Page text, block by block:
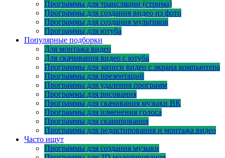
Программы для трансляции (стрима)
Программы для создания видео из фото
Программы для создания мультиков
Программы для ютуба
Популярные подборки
Для монтажа видео
Для скачивания видео с ютуба
Программы для записи видео с экрана компьютера
Программы для презентаций
Программы для удаления программ
Программы для рисования
Программы для скачивания музыки ВК
Программы для изменения голоса
Программы для сканирования
Программы для редактирования и монтажа видео
Часто ищут
Программы для создания музыки